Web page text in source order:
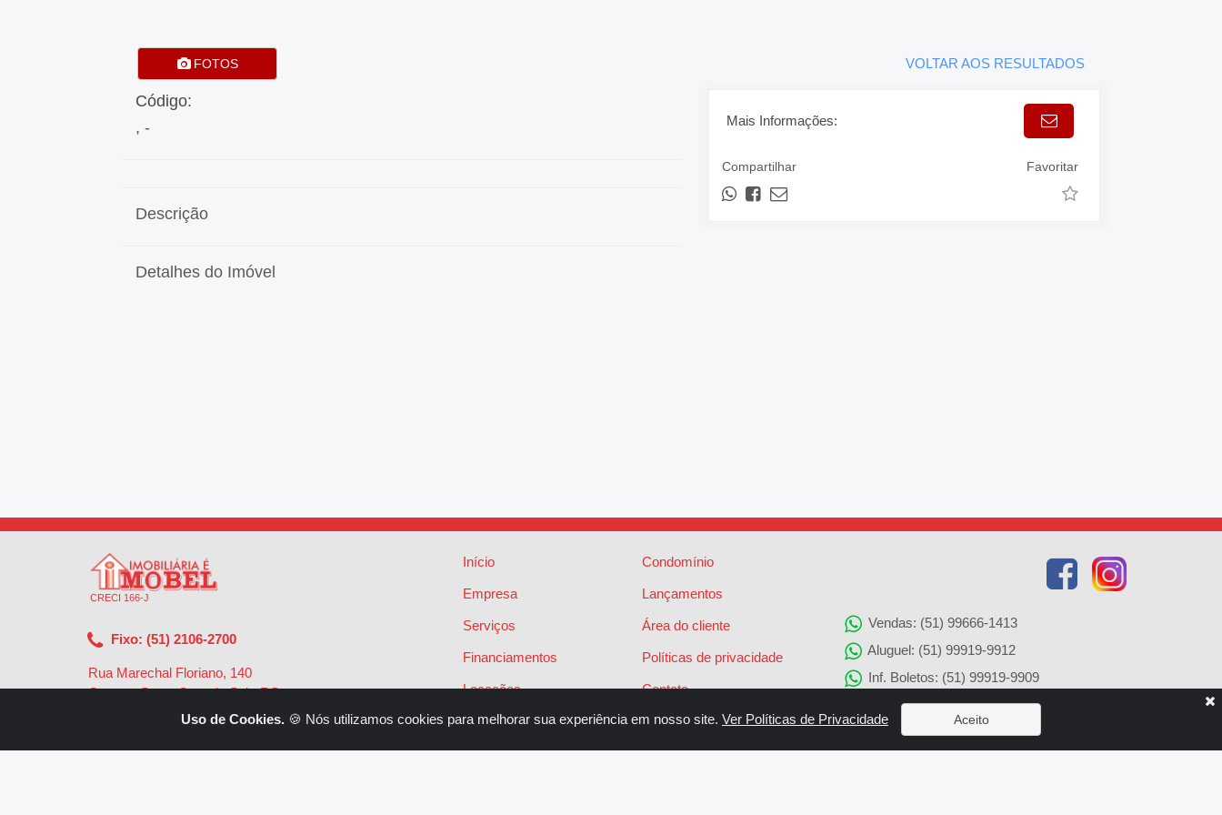
FOTOS VOLTAR AOS RESULTADOS
Código:
, -
Descrição
Detalhes do Imóvel
Mais Informações:
Compartilhar Favoritar
CRECI 166-J
Fixo: (51) 2106-2700
Rua Marechal Floriano, 140
Centro - Santa Cruz do Sul - RS -
Início
Empresa
Serviços
Financiamentos
Locações
Vendas
Condomínio
Lançamentos
Área do cliente
Políticas de privacidade
Contato
Vendas: (51) 99666-1413
Aluguel: (51) 99919-9912
Inf. Boletos: (51) 99919-9909
Agenciamento de Imóveis: (51) 99919-9905
Solicitação de Reparos: (51) 99919-9907
Uso de Cookies. 🍪 Nós utilizamos cookies para melhorar sua experiência em nosso site. Ver Políticas de Privacidade Aceito